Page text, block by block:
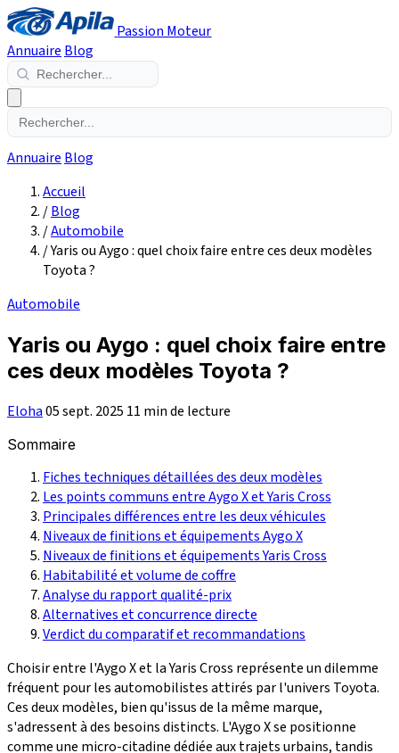
Passion Moteur
Annuaire Blog
Annuaire Blog
Accueil
/Blog
/Automobile
/Yaris ou Aygo : quel choix faire entre ces deux modèles
Toyota ?
Automobile
Yaris ou Aygo : quel choix faire entre
ces deux modèles Toyota ?
Eloha05 sept. 2025 11 min de lecture
Sommaire
Fiches techniques détaillées des deux modèles
Les points communs entre Aygo X et Yaris Cross
Principales différences entre les deux véhicules
Niveaux de finitions et équipements Aygo X
Niveaux de finitions et équipements Yaris Cross
Habitabilité et volume de coffre
Analyse du rapport qualité-prix
Alternatives et concurrence directe
Verdict du comparatif et recommandations
Choisir entre l'Aygo X et la Yaris Cross représente un dilemme
fréquent pour les automobilistes attirés par l'univers Toyota.
Ces deux modèles, bien qu'issus de la même marque,
s'adressent à des besoins distincts. L'Aygo X se positionne
comme une micro-citadine dédiée aux trajets urbains, tandis